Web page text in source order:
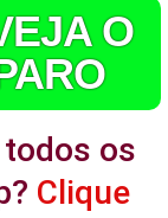
O
os
Clique